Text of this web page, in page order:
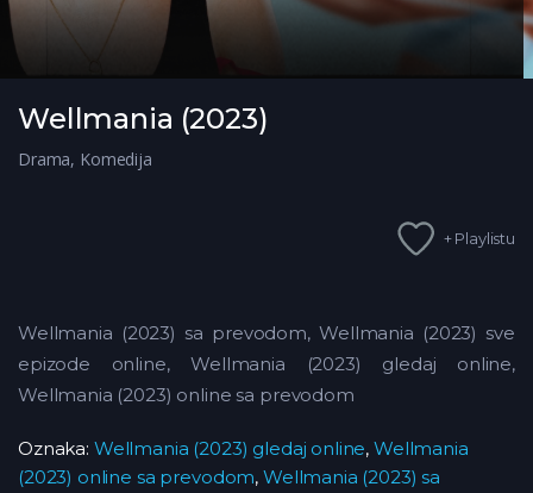
Wellmania (2023)
Drama, Komedija
+ Playlistu
Wellmania (2023) sa prevodom, Wellmania (2023) sve
epizode online, Wellmania (2023) gledaj online,
Wellmania (2023) online sa prevodom
Oznaka: Wellmania (2023) gledaj online,Wellmania
(2023) online sa prevodom, Wellmania (2023) sa